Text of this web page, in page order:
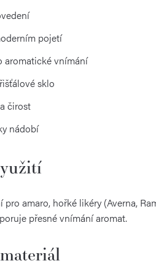
pojetí
aromatické vnímání
sklo
čirost
nádobí
amaro, hořké likéry (Averna,
přesné vnímání aromat.